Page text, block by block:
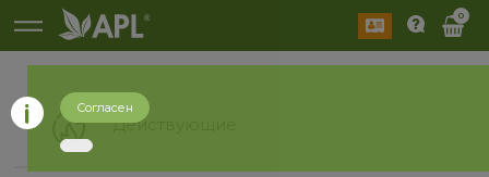
0
Действующие
Согласен